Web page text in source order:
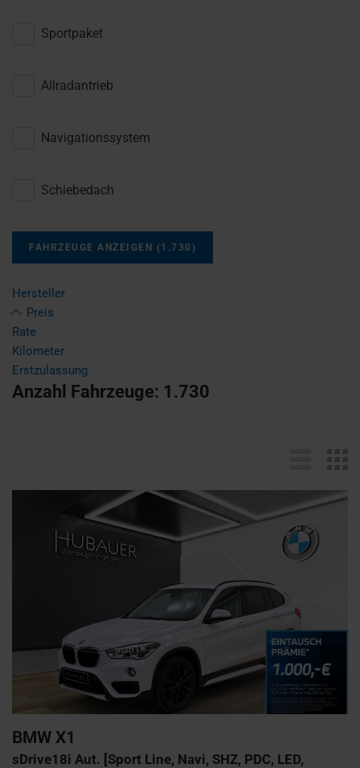
Sportpaket
Allradantrieb
Navigationssystem
Schiebedach
FAHRZEUGE ANZEIGEN (1.730 )
Hersteller
Preis
Rate
Kilometer
Erstzulassung
Anzahl Fahrzeuge: 1.730
BMW X1
sDrive18i Aut. [Sport Line, Navi, SHZ, PDC, LED,